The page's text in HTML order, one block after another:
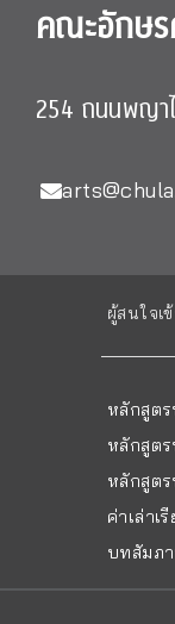
คณะอักษ
254 ถนนพญา
ผู้สนใจเ
หลักสูต
หลักสูต
หลักสูต
ค่าเล่าเ
บทสัมภ